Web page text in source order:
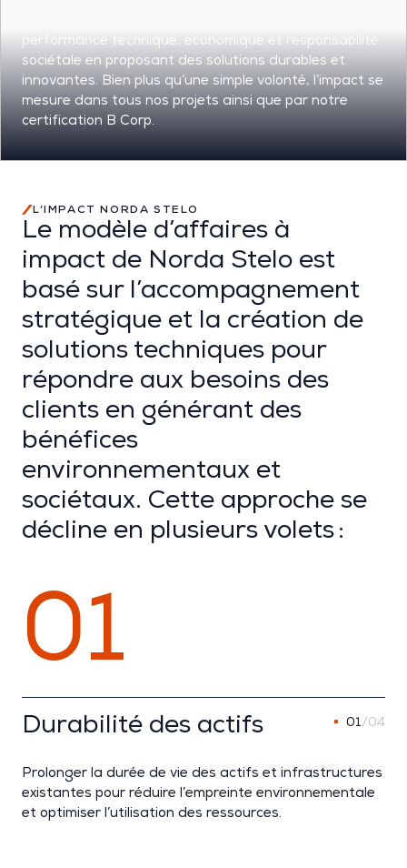
performance technique, économique et responsabilité
sociétale en proposant des solutions durables et
innovantes. Bien plus qu’une simple volonté, l’impact se
mesure dans tous nos projets ainsi que par notre
certification B Corp.
L’IMPACT NORDA STELO
Le modèle d’affaires à
impact de Norda Stelo est
basé sur l’accompagnement
stratégique et la création de
solutions techniques pour
répondre aux besoins des
clients en générant des
bénéfices
environnementaux et
sociétaux. Cette approche se
décline en plusieurs volets :
01
Durabilité des actifs 01/04
Prolonger la durée de vie des actifs et infrastructures
existantes pour réduire l’empreinte environnementale
et optimiser l’utilisation des ressources.